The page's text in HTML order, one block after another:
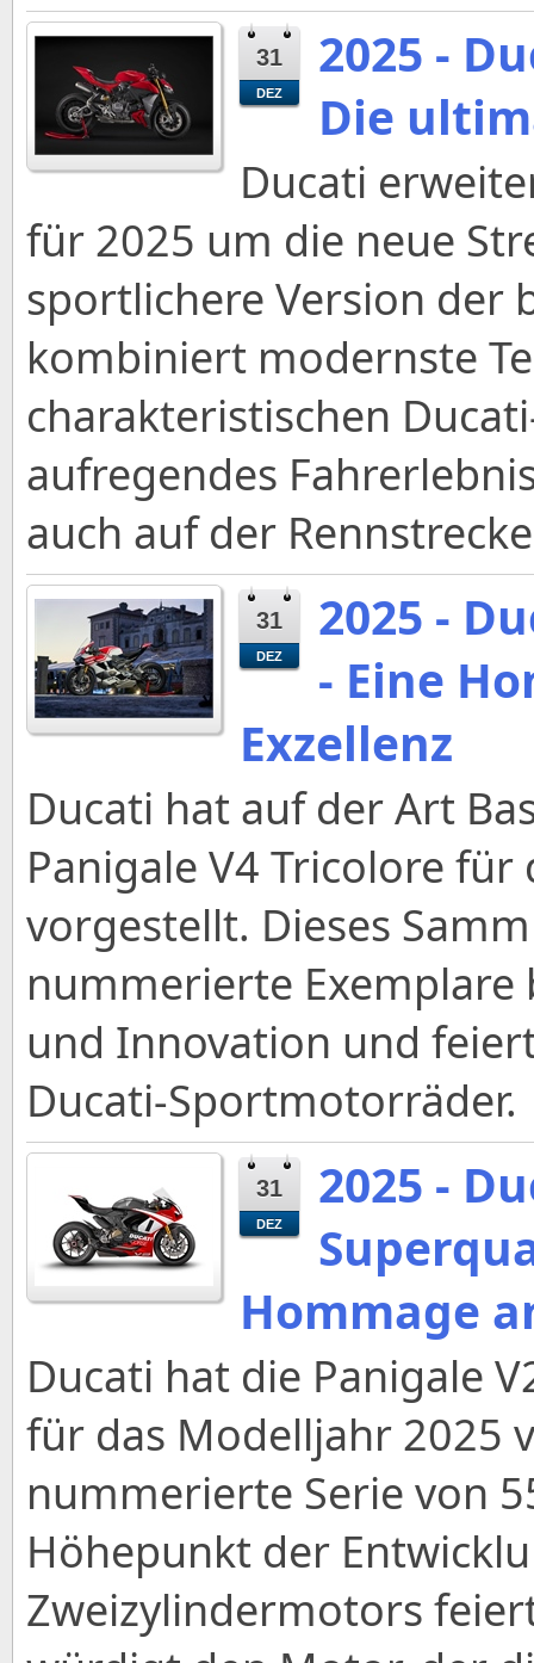
31
DEZ
2025 -
Die
Ducati
für 2025 um die neue
sportlichere Version der
kombiniert modernste
charakteristischen
aufregendes
auch auf der
31
DEZ
2025 -
- Eine
Exzellenz
Ducati hat auf der Art
Panigale V4 Tricolore
vorgestellt. Dieses
nummerierte
und Innovation und
Ducati-Sportmotorräder.
31
DEZ
2025 -
Hommage
Ducati hat die Panigale
für das Modelljahr 2025
nummerierte Serie von
Höhepunkt der
Zweizylindermotors